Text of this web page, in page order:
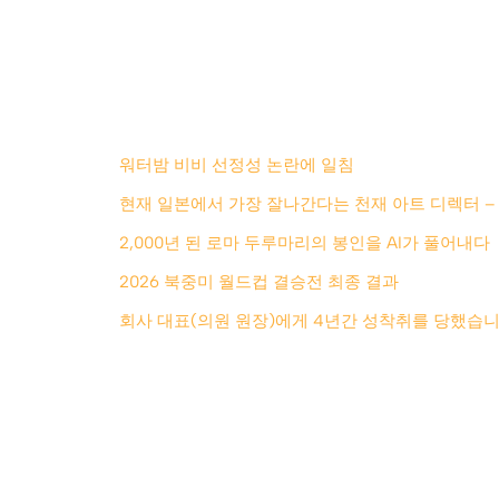
워터밤 비비 선정성 논란에 일침
현재 일본에서 가장 잘나간다는 천재 아트 디렉터 –
2,000년 된 로마 두루마리의 봉인을 AI가 풀어내다
2026 북중미 월드컵 결승전 최종 결과
회사 대표(의원 원장)에게 4년간 성착취를 당했습